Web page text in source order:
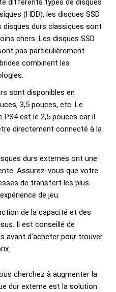
différents types de disques
(HDD), les disques SSD
disques durs classiques sont
chers. Les disques SSD
pas particulièrement
combinent les
sont disponibles en
3,5 pouces, etc. Le
est le 2,5 pouces car il
directement connecté à la
durs externes ont une
Assurez-vous que votre
de transfert les plus
de jeu.
de la capacité et des
Il est conseillé de
avant d’acheter pour trouver
cherchez à augmenter la
dur externe est la solution